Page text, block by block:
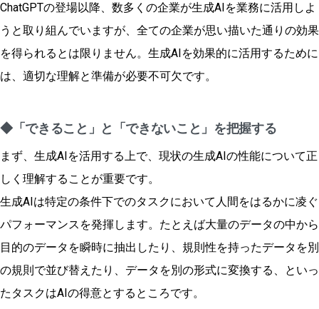
ChatGPTの登場以降、数多くの企業が生成AIを業務に活用しよ
うと取り組んでいますが、全ての企業が思い描いた通りの効果
を得られるとは限りません。生成AIを効果的に活用するために
は、適切な理解と準備が必要不可欠です。
◆「できること」と「できないこと」を把握する
まず、生成AIを活用する上で、現状の生成AIの性能について正
しく理解することが重要です。
生成AIは特定の条件下でのタスクにおいて人間をはるかに凌ぐ
パフォーマンスを発揮します。たとえば大量のデータの中から
目的のデータを瞬時に抽出したり、規則性を持ったデータを別
の規則で並び替えたり、データを別の形式に変換する、といっ
たタスクはAIの得意とするところです。